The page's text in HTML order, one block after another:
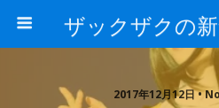
2017年12月12日 •